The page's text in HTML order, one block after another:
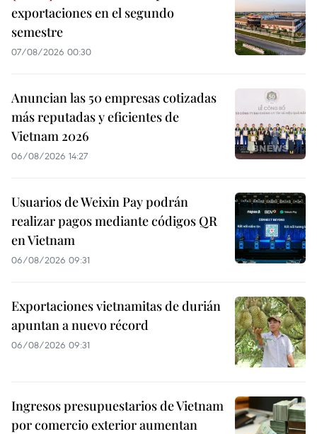
exportaciones en el segundo
semestre
07/08/2026 00:30
Anuncian las 50 empresas cotizadas
más reputadas y eficientes de
Vietnam 2026
06/08/2026 14:27
Usuarios de Weixin Pay podrán
realizar pagos mediante códigos QR
en Vietnam
06/08/2026 09:31
Exportaciones vietnamitas de durián
apuntan a nuevo récord
06/08/2026 09:31
Ingresos presupuestarios de Vietnam
por comercio exterior aumentan